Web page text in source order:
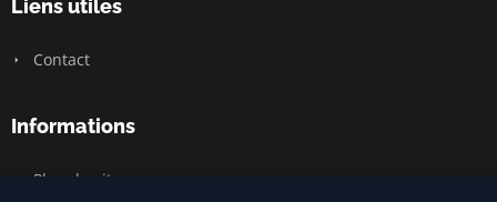
Liens utiles
Contact
Informations
Plan du site